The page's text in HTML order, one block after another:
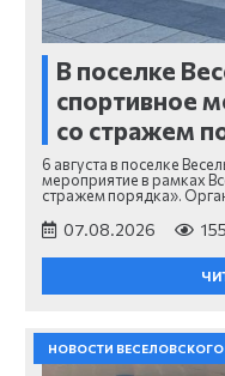
В поселке
спортивное
со стражем
6 августа в поселке
мероприятие в рамках
стражем порядка».
07.08.2026 155
НОВОСТИ